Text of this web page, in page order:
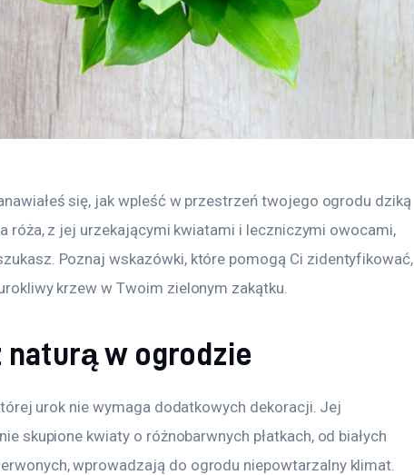
się, jak wpleść w przestrzeń twojego ogrodu dziką
róża, z jej urzekającymi kwiatami i leczniczymi owocami,
Poznaj wskazówki, które pomogą Ci zidentyfikować,
krzew w Twoim zielonym zakątku.
naturą w ogrodzie
urok nie wymaga dodatkowych dekoracji. Jej
skupione kwiaty o różnobarwnych płatkach, od białych
wprowadzają do ogrodu niepowtarzalny klimat.